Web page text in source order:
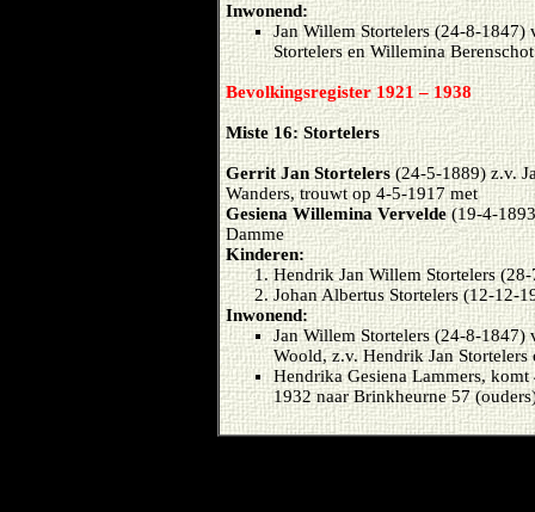
Inwonend:
Jan Willem Stortelers (24-8-1847)
Stortelers en Willemina Berenschot
Bevolkingsregister 1921 – 1938
Miste 16: Stortelers
Gerrit Jan Stortelers(24-5-1889) z.v.
Wanders, trouwt op 4-5-1917 met
Gesiena Willemina Vervelde(19-4-
Damme
Kinderen:
Hendrik Jan Willem Stortelers
Johan Albertus Stortelers (12-12-
Inwonend:
Jan Willem Stortelers (24-8-1847)
Woold, z.v. Hendrik Jan
Hendrika Gesiena Lammers,
1932 naar Brinkheurne 57